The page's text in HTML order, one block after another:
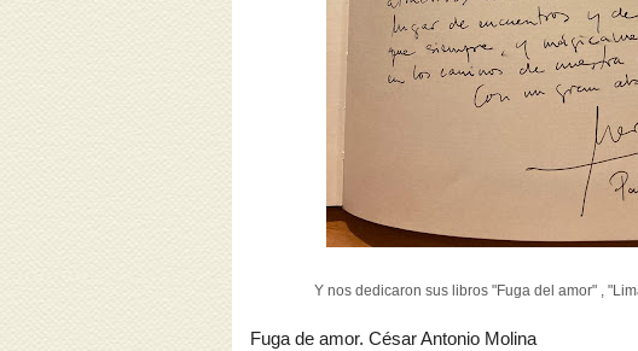
Y nos dedicaron sus libros "Fuga del amor" ,
Fuga de amor. César Antonio Molina